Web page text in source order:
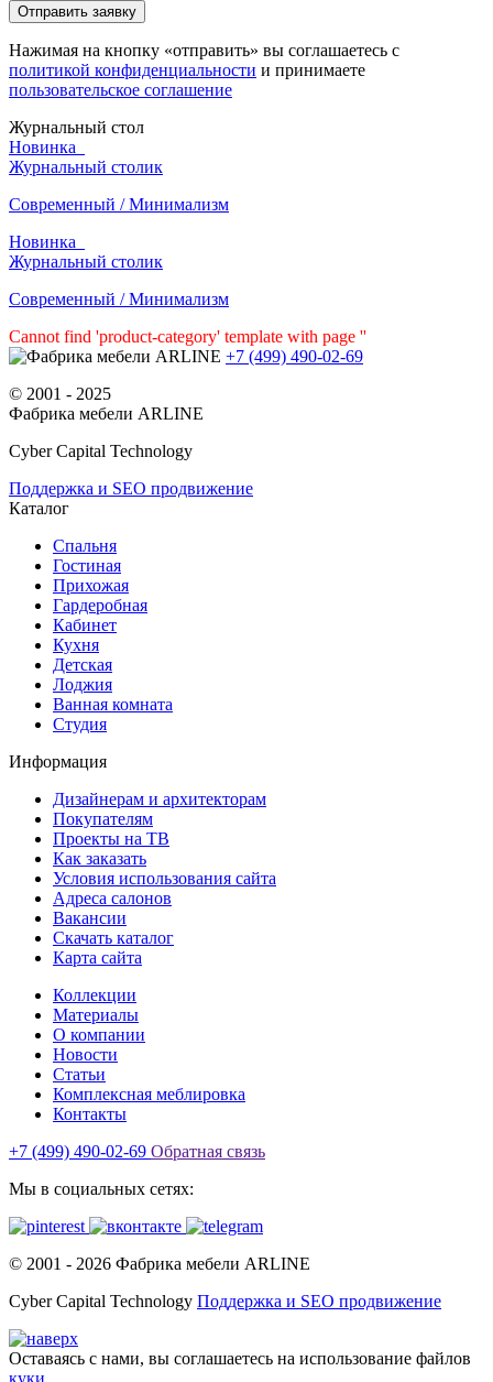
Нажимая на кнопку «отправить» вы соглашаетесь с
политикой конфиденциальности и принимаете
пользовательское соглашение
Журнальный стол
Новинка
Журнальный столик
Современный / Минимализм
Новинка
Журнальный столик
Современный / Минимализм
Cannot find 'product-category' template with page ''
+7 (499) 490-02-69
© 2001 - 2025
Фабрика мебели ARLINE
Cyber Capital Technology
Поддержка и SEO продвижение
Каталог
Спальня
Гостиная
Прихожая
Гардеробная
Кабинет
Кухня
Детская
Лоджия
Ванная комната
Студия
Информация
Дизайнерам и архитекторам
Покупателям
Проекты на ТВ
Как заказать
Условия использования сайта
Адреса салонов
Вакансии
Скачать каталог
Карта сайта
Коллекции
Материалы
О компании
Новости
Статьи
Комплексная меблировка
Контакты
+7 (499) 490-02-69 Обратная связь
Мы в социальных сетях:
© 2001 - 2026 Фабрика мебели ARLINE
Cyber Capital Technology Поддержка и SEO продвижение
Оставаясь с нами, вы соглашаетесь на использование файлов
куки